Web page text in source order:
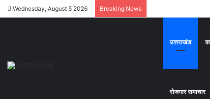
Wednesday, August 5 2026 Breaking News
उत्तराखंड
रोजगार समाचार